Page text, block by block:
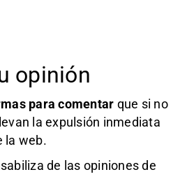
opinión
para comentar que si no
la expulsión inmediata
la web.
de las opiniones de